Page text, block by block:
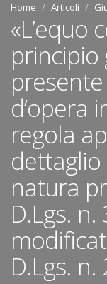
Home Articoli
«L’equo
principio
d’opera
regola
natura
D.Lgs.
D.Lgs. n.